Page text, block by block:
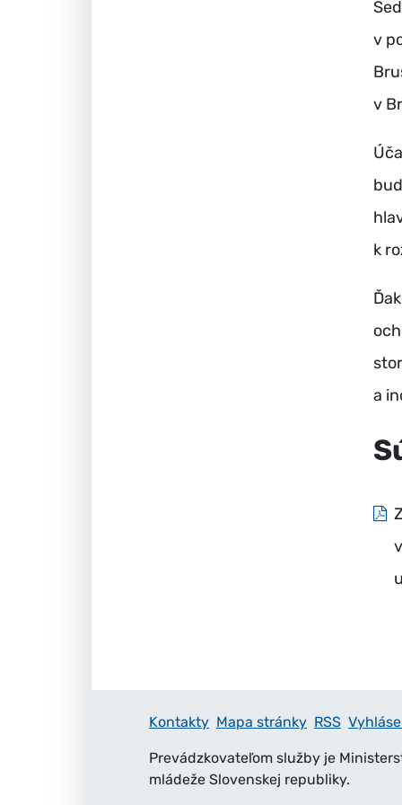
v
v
k
a
Kontakty Mapa stránky RSS
Prevádzkovateľom služby je
mládeže Slovenskej republiky.